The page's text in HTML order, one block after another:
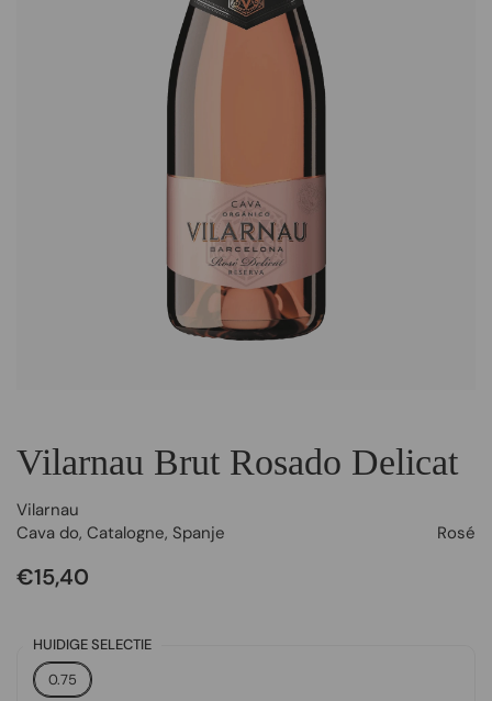
Vilarnau Brut Rosado Delicat
Vilarnau
Cava do, Catalogne, Spanje Rosé
€15,40
HUIDIGE SELECTIE
0.75